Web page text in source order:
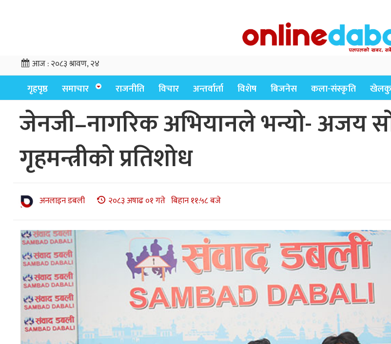
आज :२०८३ श्रावण, २४
गृहपृष्ठ समाचार राजनीति विचार अन्तर्वार्ता विशेष बिजनेस कला-संस्कृति
जेनजी–नागरिक अभियानले भन्यो- अजय
गृहमन्त्रीको प्रतिशोध
अनलाइन डबली २०८३ अषाढ ०१ गते बिहान ११:५८ बजे